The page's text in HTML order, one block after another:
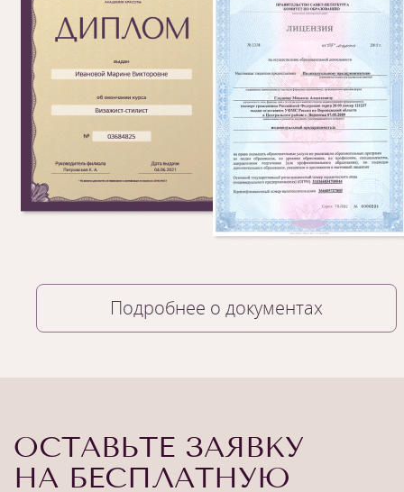
Подробнее о документах
ОСТАВЬТЕ ЗАЯВКУ
НА БЕСПЛАТНУЮ